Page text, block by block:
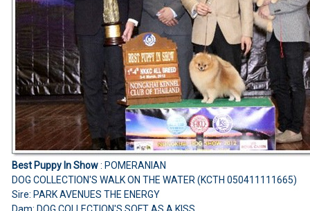
Best Puppy In Show: POMERANIAN
DOG COLLECTION'S WALK ON THE WATER (KCTH 050411111665)
Sire: PARK AVENUES THE ENERGY
Dam: DOG COLLECTION'S SOFT AS A KISS